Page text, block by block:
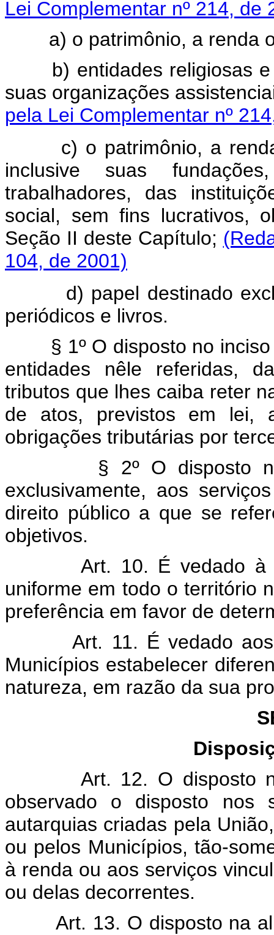
Lei Complementar nº 214, de
a) o patrimônio, a renda
b) entidades religiosas
suas organizações
pela Lei Complementar nº
c) o patrimônio, a
inclusive suas
trabalhadores, das
social, sem fins lucrativos,
Seção II deste Capítulo;
104, de 2001)
d) papel destinado
periódicos e livros.
§ 1º O disposto no inciso
entidades nêle referidas,
tributos que lhes caiba reter
de atos, previstos em lei,
obrigações tributárias por
§ 2º O disposto na
exclusivamente, aos
direito público a que se
objetivos.
Art. 10. É vedado à
uniforme em todo o território
preferência em favor de
Art. 11. É vedado aos
Municípios estabelecer
natureza, em razão da sua
Art. 12. O disposto na
observado o disposto
autarquias criadas pela
ou pelos Municípios, tão-
à renda ou aos serviços
ou delas decorrentes.
Art. 13. O disposto na